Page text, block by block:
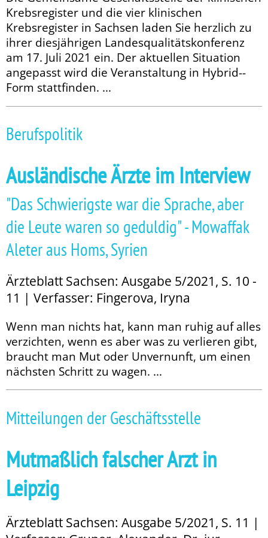
Krebsregister und die vier klinischen
Krebsregister in Sachsen laden Sie herzlich zu
ihrer diesjährigen Landesqualitätskonferenz
am 17. Juli 2021 ein. Der aktuellen Situation
angepasst wird die Veranstaltung in Hybrid-­
Form stattfinden. ...
Berufspolitik
Ausländische Ärzte im Interview
"Das Schwierigste war die Sprache, aber
die Leute waren so geduldig" - Mowaffak
Aleter aus Homs, Syrien
Ärzteblatt Sachsen: Ausgabe 5/2021, S. 10 -
11 | Verfasser: Fingerova, Iryna
Wenn man nichts hat, kann man ruhig auf alles
verzichten, wenn es aber was zu verlieren gibt,
braucht man Mut oder Unvernunft, um einen
nächsten Schritt zu wagen. ...
Mitteilungen der Geschäftsstelle
Mutmaßlich falscher Arzt in
Leipzig
Ärzteblatt Sachsen: Ausgabe 5/2021, S. 11 |